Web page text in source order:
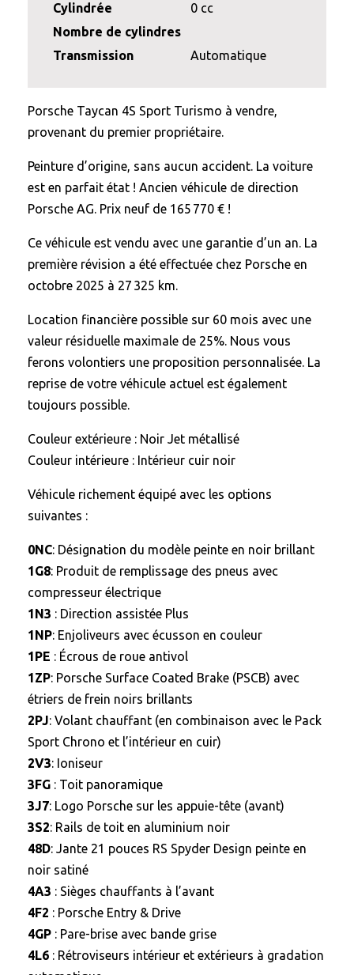
Cylindrée
0 cc
Nombre de cylindres
Transmission
Automatique
Porsche Taycan 4S Sport Turismo à vendre,
provenant du premier propriétaire.
Peinture d’origine, sans aucun accident. La voiture
est en parfait état ! Ancien véhicule de direction
Porsche AG. Prix neuf de 165 770 € !
Ce véhicule est vendu avec une garantie d’un an. La
première révision a été effectuée chez Porsche en
octobre 2025 à 27 325 km.
Location financière possible sur 60 mois avec une
valeur résiduelle maximale de 25%. Nous vous
ferons volontiers une proposition personnalisée. La
reprise de votre véhicule actuel est également
toujours possible.
Couleur extérieure : Noir Jet métallisé
Couleur intérieure : Intérieur cuir noir
Véhicule richement équipé avec les options
suivantes :
0NC: Désignation du modèle peinte en noir brillant
1G8: Produit de remplissage des pneus avec
compresseur électrique
1N3 : Direction assistée Plus
1NP: Enjoliveurs avec écusson en couleur
1PE : Écrous de roue antivol
1ZP: Porsche Surface Coated Brake (PSCB) avec
étriers de frein noirs brillants
2PJ: Volant chauffant (en combinaison avec le Pack
Sport Chrono et l’intérieur en cuir)
2V3: Ioniseur
3FG : Toit panoramique
3J7: Logo Porsche sur les appuie-tête (avant)
3S2: Rails de toit en aluminium noir
48D: Jante 21 pouces RS Spyder Design peinte en
noir satiné
4A3 : Sièges chauffants à l’avant
4F2 : Porsche Entry & Drive
4GP : Pare-brise avec bande grise
4L6 : Rétroviseurs intérieur et extérieurs à gradation